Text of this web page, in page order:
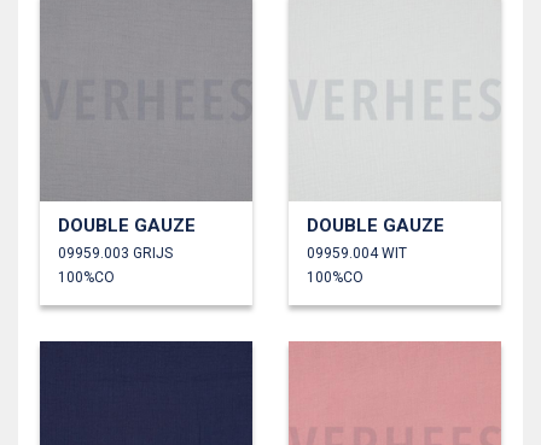
DOUBLE GAUZE
09959.003 GRIJS
100%CO
DOUBLE GAUZE
09959.004 WIT
100%CO